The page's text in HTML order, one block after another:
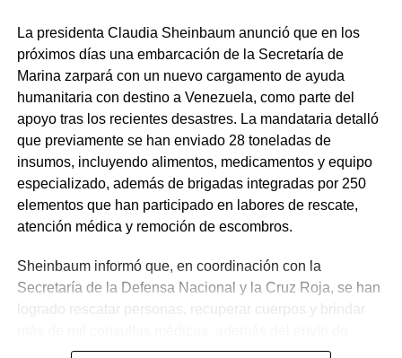
La presidenta Claudia Sheinbaum anunció que en los
próximos días una embarcación de la Secretaría de
Marina zarpará con un nuevo cargamento de ayuda
humanitaria con destino a Venezuela, como parte del
apoyo tras los recientes desastres. La mandataria detalló
que previamente se han enviado 28 toneladas de
insumos, incluyendo alimentos, medicamentos y equipo
especializado, además de brigadas integradas por 250
elementos que han participado en labores de rescate,
atención médica y remoción de escombros.
Sheinbaum informó que, en coordinación con la
Secretaría de la Defensa Nacional y la Cruz Roja, se han
logrado rescatar personas, recuperar cuerpos y brindar
plantas de energía y materiales de apoyo. Subrayó que